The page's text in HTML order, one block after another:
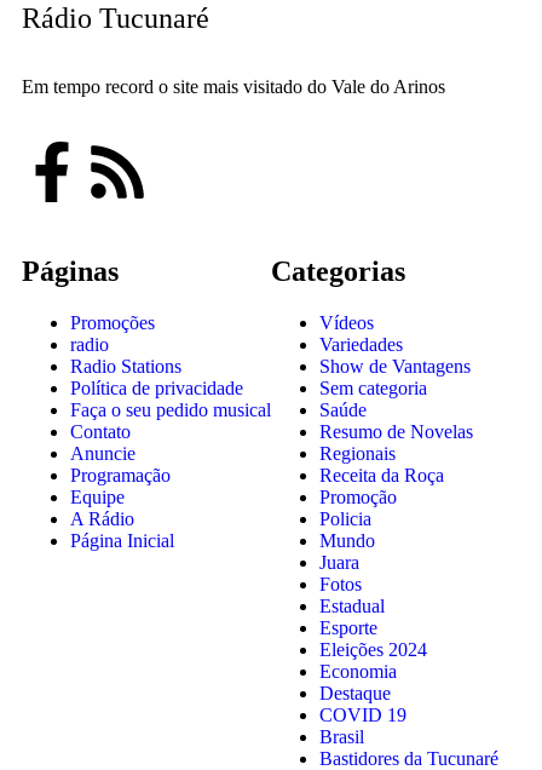
Rádio Tucunaré
Em tempo record o site mais visitado do Vale do Arinos
Páginas
Promoções
radio
Radio Stations
Política de privacidade
Faça o seu pedido musical
Contato
Anuncie
Programação
Equipe
A Rádio
Página Inicial
Categorias
Vídeos
Variedades
Show de Vantagens
Sem categoria
Saúde
Resumo de Novelas
Regionais
Receita da Roça
Promoção
Policia
Mundo
Juara
Fotos
Estadual
Esporte
Eleições 2024
Economia
Destaque
COVID 19
Brasil
Bastidores da Tucunaré